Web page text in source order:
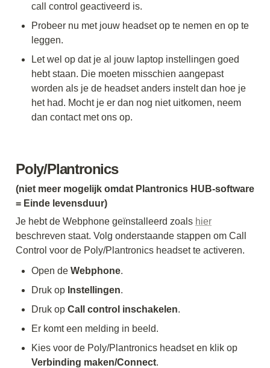
call control geactiveerd is.
Probeer nu met jouw headset op te nemen en op te
leggen.
Let wel op dat je al jouw laptop instellingen goed
hebt staan. Die moeten misschien aangepast
worden als je de headset anders instelt dan hoe je
het had. Mocht je er dan nog niet uitkomen, neem
dan contact met ons op.
Poly/Plantronics
(niet meer mogelijk omdat Plantronics HUB-software
= Einde levensduur)
Je hebt de Webphone geïnstalleerd zoals hier
beschreven staat. Volg onderstaande stappen om Call
Control voor de Poly/Plantronics headset te activeren.
Open de Webphone.
Druk op Instellingen.
Druk op Call control inschakelen.
Er komt een melding in beeld.
Verbinding maken/Connect.